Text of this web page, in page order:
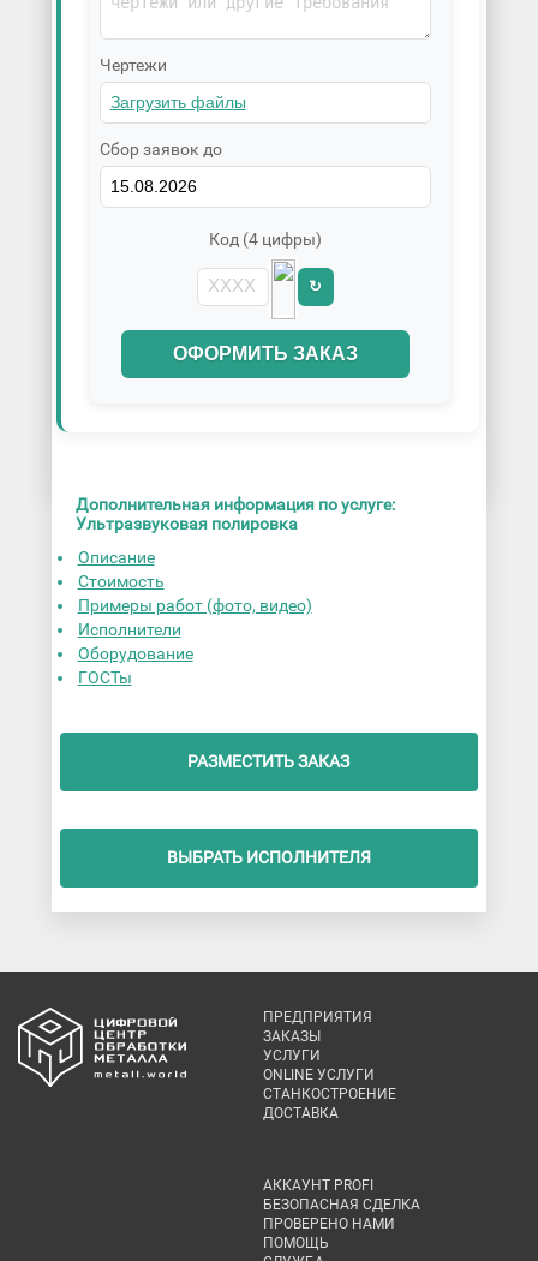
Чертежи
Сбор заявок до
Код (4 цифры)
↻
ОФОРМИТЬ ЗАКАЗ
Дополнительная информация по услуге:
Ультразвуковая полировка
Описание
Стоимость
Примеры работ (фото, видео)
Исполнители
Оборудование
ГОСТы
РАЗМЕСТИТЬ ЗАКАЗ
ВЫБРАТЬ ИСПОЛНИТЕЛЯ
ПРЕДПРИЯТИЯ
ЗАКАЗЫ
УСЛУГИ
ONLINE УСЛУГИ
СТАНКОСТРОЕНИЕ
ДОСТАВКА
АККАУНТ PROFI
БЕЗОПАСНАЯ СДЕЛКА
ПРОВЕРЕНО НАМИ
ПОМОЩЬ